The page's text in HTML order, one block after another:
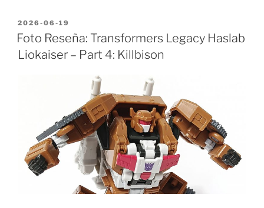
POSTED
ON
2026-06-19
Foto Reseña: Transformers Legacy Haslab
Liokaiser – Part 4: Killbison